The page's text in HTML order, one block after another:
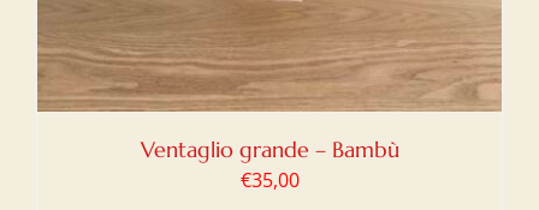
Ventaglio grande – Bambù
€35,00